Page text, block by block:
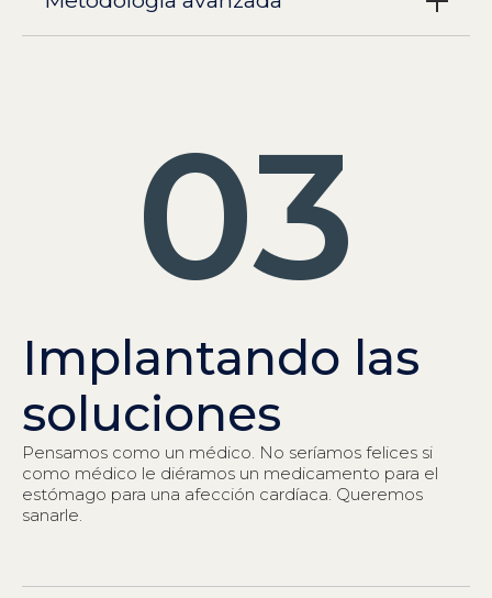
03
Implantando las
soluciones
Pensamos como un médico. No seríamos felices si
como médico le diéramos un medicamento para el
estómago para una afección cardíaca. Queremos
sanarle.